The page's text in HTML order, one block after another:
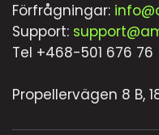
Förfrågningar:
Support:
Tel +468-501 676 76
Propellervägen 8 B,